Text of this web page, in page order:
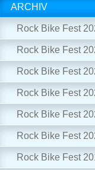
ARCHIV
Rock Bike Fest
Rock Bike Fest
Rock Bike Fest
Rock Bike Fest
Rock Bike Fest
Rock Bike Fest
Rock Bike Fest